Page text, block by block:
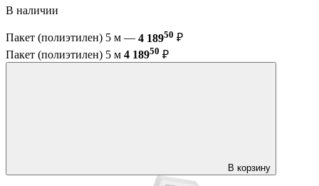
В наличии
Пакет (полиэтилен) 5 м — 4 18950 ₽
Пакет (полиэтилен) 5 м 4 18950 ₽
В корзину